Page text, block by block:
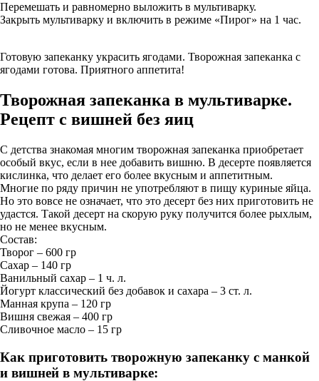
Перемешать и равномерно выложить в мультиварку.
Закрыть мультиварку и включить в режиме «Пирог» на 1 час.
Готовую запеканку украсить ягодами. Творожная запеканка с
ягодами готова. Приятного аппетита!
Творожная запеканка в мультиварке.
Рецепт с вишней без яиц
С детства знакомая многим творожная запеканка приобретает
особый вкус, если в нее добавить вишню. В десерте появляется
кислинка, что делает его более вкусным и аппетитным.
Многие по ряду причин не употребляют в пищу куриные яйца.
Но это вовсе не означает, что это десерт без них приготовить не
удастся. Такой десерт на скорую руку получится более рыхлым,
но не менее вкусным.
Состав:
Творог – 600 гр
Сахар – 140 гр
Ванильный сахар – 1 ч. л.
Йогурт классический без добавок и сахара – 3 ст. л.
Манная крупа – 120 гр
Вишня свежая – 400 гр
Сливочное масло – 15 гр
Как приготовить творожную запеканку с манкой
и вишней в мультиварке: